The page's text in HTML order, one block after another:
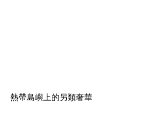
熱帶島嶼上的另類奢華